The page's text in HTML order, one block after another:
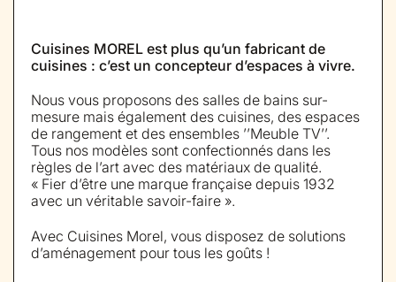
Cuisines MOREL est plus qu’un fabricant de
cuisines : c’est un concepteur d’espaces à vivre.
Nous vous proposons des salles de bains sur-
mesure mais également des cuisines, des espaces
de rangement et des ensembles ’’Meuble TV’’.
Tous nos modèles sont confectionnés dans les
règles de l’art avec des matériaux de qualité.
« Fier d’être une marque française depuis 1932
avec un véritable savoir-faire ».
Avec Cuisines Morel, vous disposez de solutions
d’aménagement pour tous les goûts !